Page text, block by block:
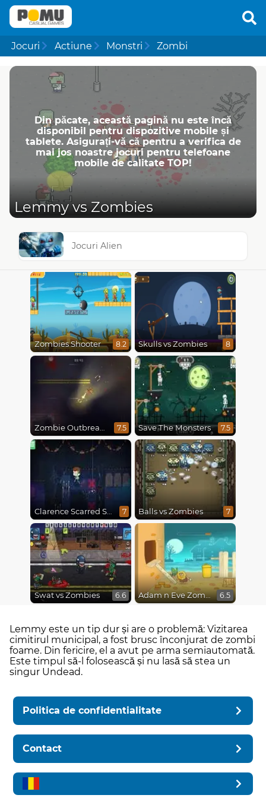
Jocuri Actiune Monstri Zombi
Din păcate, această pagină nu este încă
disponibil pentru dispozitive mobile și
tablete. Asigurați-vă că pentru a verifica de
mai jos noastre jocuri pentru telefoane
mobile de calitate TOP!
Lemmy vs Zombies
Jocuri Alien
Zombies Shooter 8.2 Skulls vs Zombies 8
Zombie Outbreak Arena 7.5 Save The Monsters 7.5
Clarence Scarred Silly 7 Balls vs Zombies 7
Swat vs Zombies 6.6 Adam n Eve Zombies 6.5
Lemmy este un tip dur și are o problemă: Vizitarea
cimitirul municipal, a fost brusc înconjurat de zombi
foame. Din fericire, el a avut pe arma semiautomată.
Este timpul să-l folosească și nu lasă să stea un
singur Undead.
Politica de confidentialitate
Contact